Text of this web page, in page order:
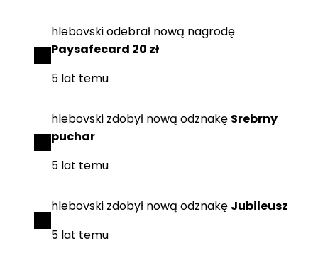
hlebovskiodebrał nową nagrodę
Paysafecard 20 zł
5 lat temu
hlebovski zdobył nową odznakę Srebrny
puchar
5 lat temu
hlebovski zdobył nową odznakę Jubileusz
5 lat temu